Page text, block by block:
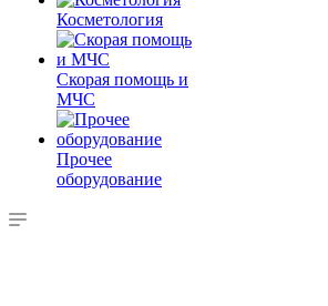
Косметология
Скорая помощь и
МЧС
Прочее
оборудование